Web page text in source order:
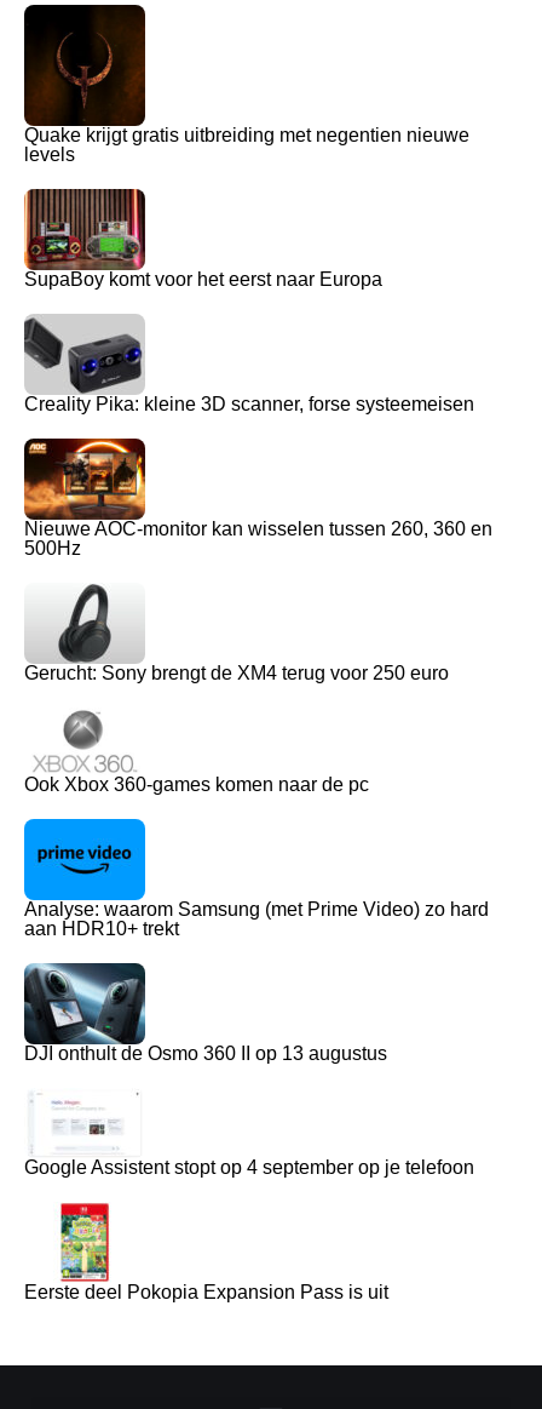
Quake krijgt gratis uitbreiding met negentien nieuwe
levels
SupaBoy komt voor het eerst naar Europa
Creality Pika: kleine 3D scanner, forse systeemeisen
Nieuwe AOC-monitor kan wisselen tussen 260, 360 en
500Hz
Gerucht: Sony brengt de XM4 terug voor 250 euro
Ook Xbox 360-games komen naar de pc
Analyse: waarom Samsung (met Prime Video) zo hard
aan HDR10+ trekt
DJI onthult de Osmo 360 II op 13 augustus
Google Assistent stopt op 4 september op je telefoon
Eerste deel Pokopia Expansion Pass is uit